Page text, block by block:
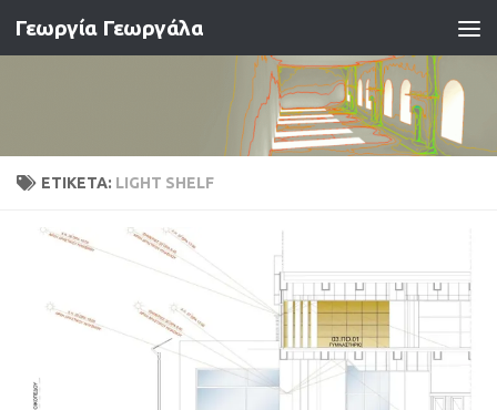
Skip to content
Γεωργία Γεωργάλα
ΕΤΙΚΈΤΑ: LIGHT SHELF